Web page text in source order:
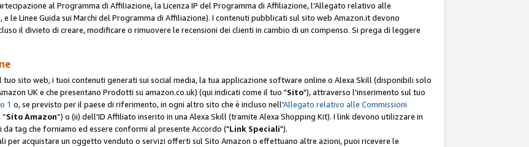
al Programma di Affiliazione, la Licenza IP del Programma di Affiliazione, l'Allegato relativo alle
le Linee Guida sui Marchi del Programma di Affiliazione). I contenuti pubblicati sul sito web Amazon.it devono
il divieto di creare, modificare o rimuovere le recensioni dei clienti in cambio di un compenso. Si prega di leggere
sito web, i tuoi contenuti generati sui social media, la tua applicazione software online o Alexa Skill (disponibili solo
UK e che presentano Prodotti su amazon.co.uk) (qui indicati come il tuo "Sito"), attraverso l'inserimento sul tuo
1 o, se previsto per il paese di riferimento, in ogni altro sito che è incluso nell'Allegato relativo alle Commissioni
Sito Amazon”) o (ii) dell'ID Affiliato inserito in una Alexa Skill (tramite Alexa Shopping Kit). I link devono utilizzare in
tag che forniamo ed essere conformi al presente Accordo ("Link Speciali").
per acquistare un oggetto venduto o servizi offerti sul Sito Amazon o effettuano altre azioni, puoi ricevere le